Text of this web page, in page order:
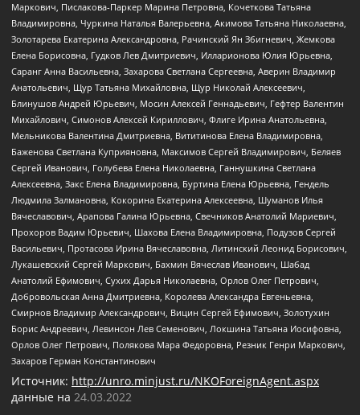
Маркович, Пислакова-Паркер Марина Петровна, Кочеткова Татьяна
Владимировна, Чуркина Наталья Валерьевна, Акимова Татьяна Николаевна,
Золотарева Екатерина Александровна, Рачинский Ян Збигневич, Жемкова
Елена Борисовна, Гудков Лев Дмитриевич, Илларионова Юлия Юрьевна,
Саранг Анна Васильевна, Захарова Светлана Сергеевна, Аверин Владимир
Анатольевич, Щур Татьяна Михайловна, Щур Николай Алексеевич,
Блинушов Андрей Юрьевич, Мосин Алексей Геннадьевич, Гефтер Валентин
Михайлович, Симонов Алексей Кириллович, Флиге Ирина Анатольевна,
Мельникова Валентина Дмитриевна, Вититинова Елена Владимировна,
Баженова Светлана Куприяновна, Максимов Сергей Владимирович, Беляев
Сергей Иванович, Голубева Елена Николаевна, Ганнушкина Светлана
Алексеевна, Закс Елена Владимировна, Буртина Елена Юрьевна, Гендель
Людмила Залмановна, Кокорина Екатерина Алексеевна, Шуманов Илья
Вячеславович, Арапова Галина Юрьевна, Свечников Анатолий Мариевич,
Прохоров Вадим Юрьевич, Шахова Елена Владимировна, Подузов Сергей
Васильевич, Протасова Ирина Вячеславовна, Литинский Леонид Борисович,
Лукашевский Сергей Маркович, Бахмин Вячеслав Иванович, Шабад
Анатолий Ефимович, Сухих Дарья Николаевна, Орлов Олег Петрович,
Добровольская Анна Дмитриевна, Королева Александра Евгеньевна,
Смирнов Владимир Александрович, Вицин Сергей Ефимович, Золотухин
Борис Андреевич, Левинсон Лев Семенович, Локшина Татьяна Иосифовна,
Орлов Олег Петрович, Полякова Мара Федоровна, Резник Генри Маркович,
Захаров Герман Константинович
Источник: http://unro.minjust.ru/NKOForeignAgent.aspx
данные на 24.03.2022